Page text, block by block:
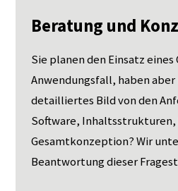
Beratung und
Sie planen den Einsatz eines
Anwendungsfall, haben aber
detailliertes Bild von den
Software, Inhaltsstrukturen,
Gesamtkonzeption? Wir
Beantwortung dieser